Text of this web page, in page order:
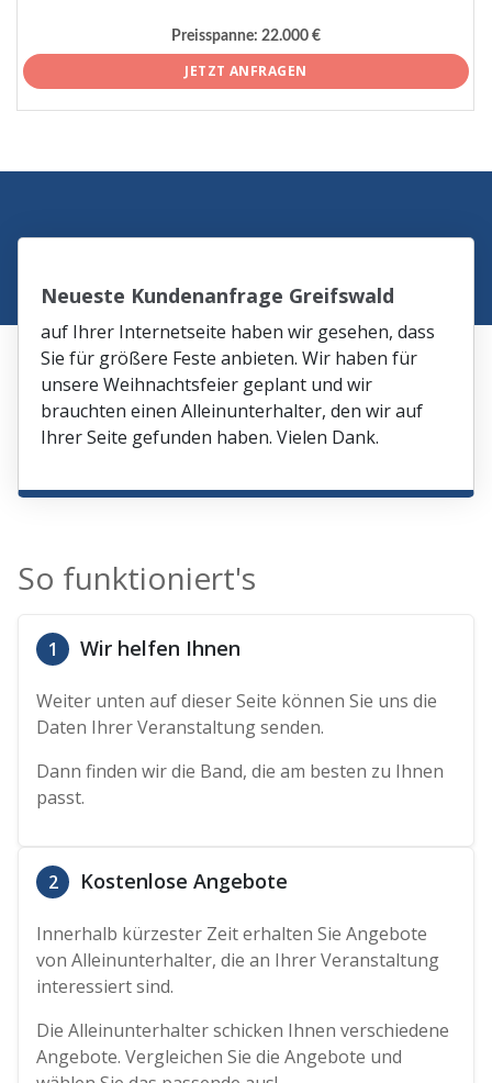
Preisspanne: 22.000 €
JETZT ANFRAGEN
Neueste Kundenanfrage Greifswald
auf Ihrer Internetseite haben wir gesehen, dass
Sie für größere Feste anbieten. Wir haben für
unsere Weihnachtsfeier geplant und wir
brauchten einen Alleinunterhalter, den wir auf
Ihrer Seite gefunden haben. Vielen Dank.
So funktioniert's
1 Wir helfen Ihnen
Weiter unten auf dieser Seite können Sie uns die
Daten Ihrer Veranstaltung senden.
Dann finden wir die Band, die am besten zu Ihnen
passt.
2 Kostenlose Angebote
Innerhalb kürzester Zeit erhalten Sie Angebote
von Alleinunterhalter, die an Ihrer Veranstaltung
interessiert sind.
Die Alleinunterhalter schicken Ihnen verschiedene
Angebote. Vergleichen Sie die Angebote und